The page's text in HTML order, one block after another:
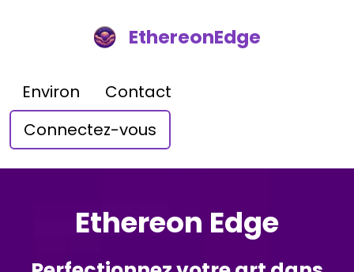
EthereonEdge
Environ
Contact
Connectez-vous
Ethereon Edge